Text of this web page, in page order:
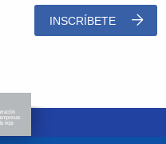
INSCRÍBETE